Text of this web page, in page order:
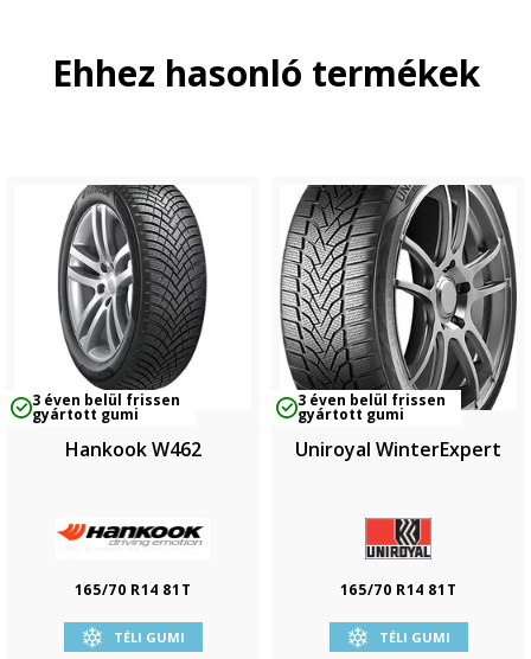
Ehhez hasonló termékek
3 éven belül frissen
gyártott gumi
Hankook W462
165/70 R14 81T
TÉLI GUMI
3 éven belül frissen
gyártott gumi
Uniroyal WinterExpert
165/70 R14 81T
TÉLI GUMI